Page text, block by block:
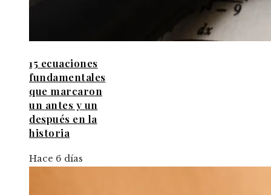
15 ecuaciones
fundamentales
que marcaron
un antes y un
después en la
historia
Hace 6 días